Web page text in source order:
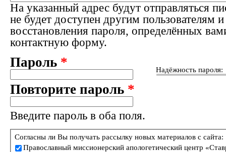
На указанный адрес будут отправляться
не будет доступен другим пользователям
восстановления пароля, определённых
контактную форму.
Надёжность пароля:
Пароль *
Повторите пароль *
Введите пароль в оба поля.
Согласны ли Вы получать рассылку новых материалов с сайта:
Православный миссионерский апологетический центр